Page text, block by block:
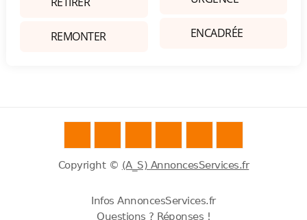
REMONTER ENCADRÉE
Copyright © (A_S) AnnoncesServices.fr
Infos AnnoncesServices.fr
Questions ? Réponses !